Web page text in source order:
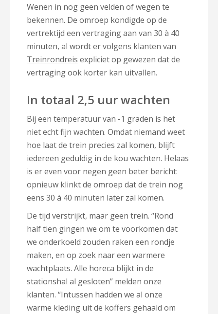
Wenen in nog geen velden of wegen te
bekennen. De omroep kondigde op de
vertrektijd een vertraging aan van 30 à 40
minuten, al wordt er volgens klanten van
Treinrondreis expliciet op gewezen dat de
vertraging ook korter kan uitvallen.
In totaal 2,5 uur wachten
Bij een temperatuur van -1 graden is het
niet echt fijn wachten. Omdat niemand weet
hoe laat de trein precies zal komen, blijft
iedereen geduldig in de kou wachten. Helaas
is er even voor negen geen beter bericht:
opnieuw klinkt de omroep dat de trein nog
eens 30 à 40 minuten later zal komen.
De tijd verstrijkt, maar geen trein. “Rond
half tien gingen we om te voorkomen dat
we onderkoeld zouden raken een rondje
maken, en op zoek naar een warmere
wachtplaats. Alle horeca blijkt in de
stationshal al gesloten” melden onze
klanten. “Intussen hadden we al onze
warme kleding uit de koffers gehaald om